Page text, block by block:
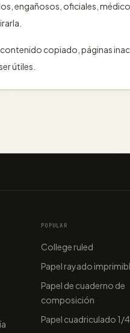
engañosos, oficiales,
copiado, páginas
útiles.
POPULAR
College ruled
Papel rayado
Papel de cuaderno de
composición
Papel cuadriculado 1/